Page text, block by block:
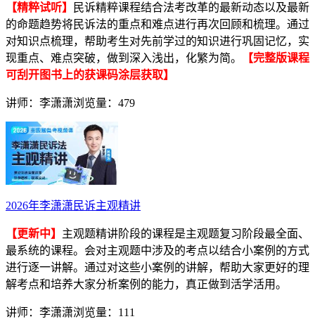
【精粹试听】
民诉精粹课程结合法考改革的最新动态以及最新
的命题趋势将民诉法的重点和难点进行再次回顾和梳理。通过
对知识点梳理，帮助考生对先前学过的知识进行巩固记忆，实
现重点、难点突破，做到深入浅出，化繁为简。
【完整版课程
可刮开图书上的获课码涂层获取】
讲师：李潇潇浏览量：479
2026年李潇潇民诉主观精讲
【更新中】 主观题精讲阶段的课程是主观题复习阶段最全面、
最系统的课程。会对主观题中涉及的考点以结合小案例的方式
进行逐一讲解。通过对这些小案例的讲解，帮助大家更好的理
解考点和培养大家分析案例的能力，真正做到活学活用。
讲师：李潇潇浏览量：111